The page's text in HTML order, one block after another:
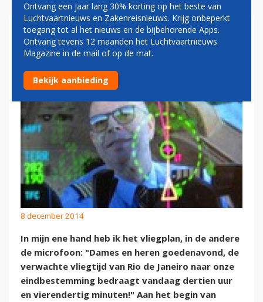
JAN COCHERET: EEN KWESTIE
VAN TIJD
8 december 2014
In mijn ene hand heb ik het vliegplan, in de andere
de microfoon: "Dames en heren goedenavond, de
verwachte vliegtijd van Rio de Janeiro naar onze
eindbestemming bedraagt vandaag dertien uur
en vierendertig minuten!" Aan het begin van
Ontvang een jaar lang 30% korting op het beste van
Luchtvaartnieuws en Zakenreisnieuws. Krijg onbeperkt
toegang tot al het nieuws en de bijbehorende Apps.
Ontvang tevens 12 maanden het Luchtvaartnieuws
Magazine in de mail of op de mat.
Bekijk aanbieding